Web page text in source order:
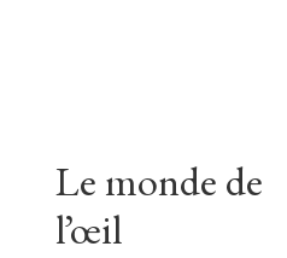
Le monde de
l’œil